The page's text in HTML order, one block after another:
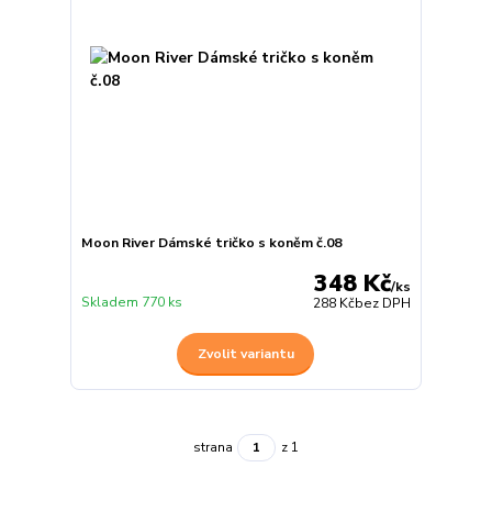
Moon River Dámské tričko s koněm č.08
348 Kč/ks
288 Kčbez DPH
Skladem 770 ks
Zvolit variantu
strana z 1